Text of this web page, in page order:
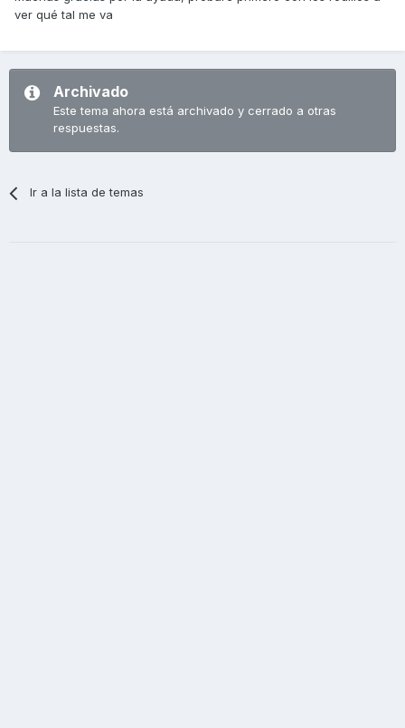
ver qué tal me va
Archivado
Este tema ahora está archivado y cerrado a otras
respuestas.
Ir a la lista de temas